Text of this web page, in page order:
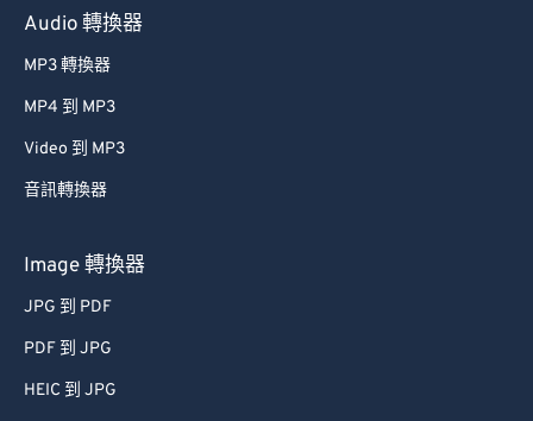
Audio 轉換器
MP3 轉換器
MP4 到 MP3
Video 到 MP3
音訊轉換器
Image 轉換器
JPG 到 PDF
PDF 到 JPG
HEIC 到 JPG